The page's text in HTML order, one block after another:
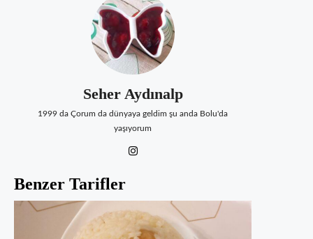
Seher Aydınalp
1999 da Çorum da dünyaya geldim şu anda Bolu'da
yaşıyorum
Benzer Tarifler